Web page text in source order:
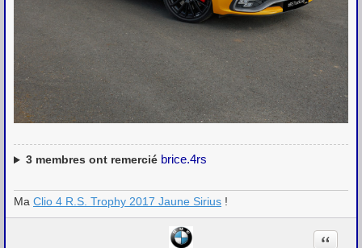
3membres ont remercié brice.4rs
Ma Clio 4 R.S. Trophy 2017 Jaune Sirius !
Citation